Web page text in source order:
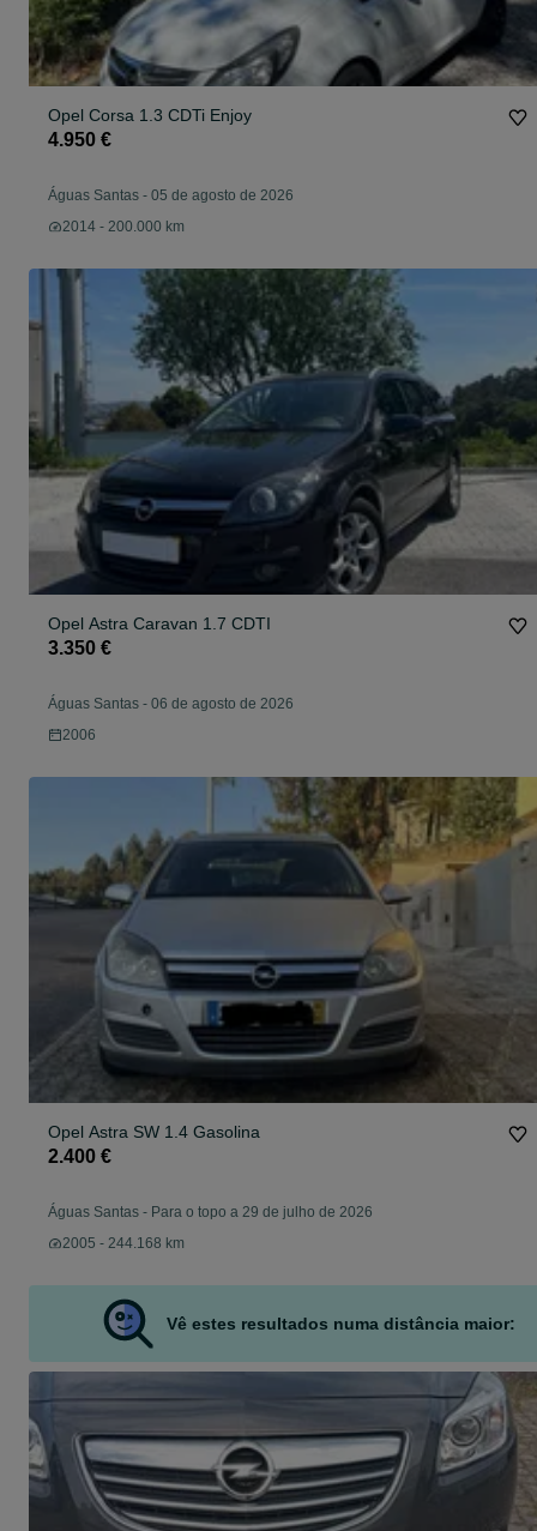
Opel Corsa 1.3 CDTi Enjoy
4.950 €
Águas Santas - 05 de agosto de 2026
2014 - 200.000 km
Opel Astra Caravan 1.7 CDTI
3.350 €
Águas Santas - 06 de agosto de 2026
2006
Opel Astra SW 1.4 Gasolina
2.400 €
Águas Santas - Para o topo a 29 de julho de 2026
2005 - 244.168 km
Vê estes resultados numa distância maior: